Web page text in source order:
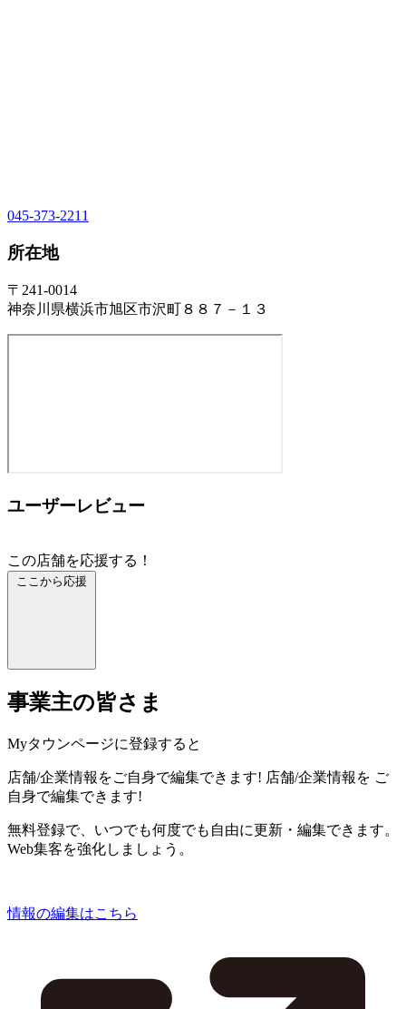
045-373-2211
所在地
〒241-0014
神奈川県横浜市旭区市沢町８８７－１３
ユーザーレビュー
この店舗を応援する！
ここから応援
事業主の皆さま
Myタウンページに登録すると
店舗/企業情報をご自身で編集できます! 店舗/企業情報を ご
自身で編集できます!
無料登録で、いつでも何度でも自由に更新・編集できます。
Web集客を強化しましょう。
情報の編集はこちら